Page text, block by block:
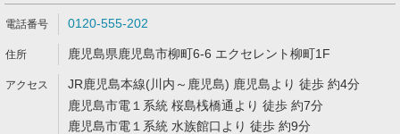
0120-555-202
鹿児島県鹿児島市柳町6-6 エクセレント柳町1F
JR鹿児島本線(川内～鹿児島) 鹿児島より 徒歩 約4分
鹿児島市電１系統 桜島桟橋通より 徒歩 約7分
鹿児島市電１系統 水族館口より 徒歩 約9分